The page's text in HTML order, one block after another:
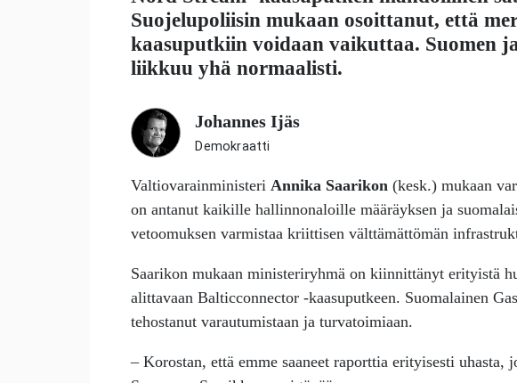
Suojelupoliisin mukaan osoittanut, että
kaasuputkiin voidaan vaikuttaa. Suomen
liikkuu yhä normaalisti.
Johannes Ijäs
Demokraatti
ValtiovarainministeriAnnika Saarikon (kesk.) mukaan
on antanut kaikille hallinnonaloille määräyksen ja
vetoomuksen varmistaa kriittisen välttämättömän
Saarikon mukaan ministeriryhmä on kiinnittänyt erityistä
alittavaan Balticconnector -kaasuputkeen. Suomalainen
tehostanut varautumistaan ja turvatoimiaan.
– Korostan, että emme saaneet raporttia erityisesti